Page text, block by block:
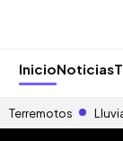
InicioNoticias
Terremotos